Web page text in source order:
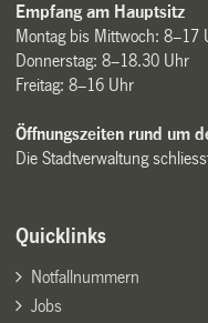
Empfang am Hauptsitz
Montag bis Mittwoch: 8–17
Donnerstag: 8–18.30 Uhr
Freitag: 8–16 Uhr
Öffnungszeiten rund um
Die Stadtverwaltung
Quicklinks
Notfallnummern
Jobs